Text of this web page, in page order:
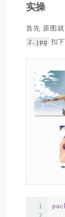
实操
首先 原图
2.jpg 扣
1